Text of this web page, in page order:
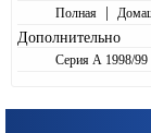
Полная |
Дополнительно
Серия А 1998/99